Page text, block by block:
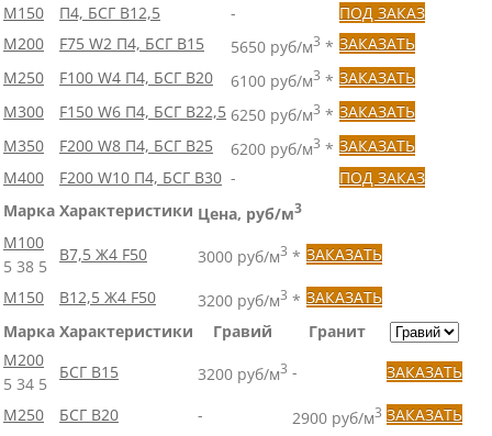
М150
П4, БСГ В12,5 -
ПОД ЗАКАЗ
М200
F75 W2 П4, БСГ В15 5650 руб/м3 * ЗАКАЗАТЬ
М250
F100 W4 П4, БСГ В20 6100 руб/м3 * ЗАКАЗАТЬ
М300
F150 W6 П4, БСГ В22,5 6250 руб/м3 * ЗАКАЗАТЬ
М350
F200 W8 П4, БСГ В25 6200 руб/м3 * ЗАКАЗАТЬ
М400
F200 W10 П4, БСГ В30 -
ПОД ЗАКАЗ
Марка Характеристики Цена, руб/м3
М100
5 38 5
B7,5 Ж4 F50 3000 руб/м3 * ЗАКАЗАТЬ
М150 B12,5 Ж4 F50 3200 руб/м3 * ЗАКАЗАТЬ
Марка Характеристики Гравий
Гранит
M200
5 34 5
БСГ B15 3200 руб/м3 - ЗАКАЗАТЬ
М250 БСГ В20 - 2900 руб/м3 ЗАКАЗАТЬ